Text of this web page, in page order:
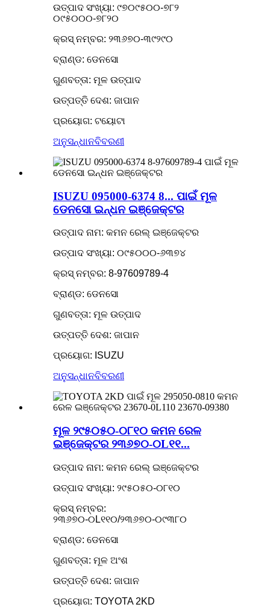
ଉତ୍ପାଦ ସଂଖ୍ୟା: ୯୭୦୯୫୦୦-୭୮୨
୦୯୫୦୦୦-୭୮୨୦
କ୍ରସ୍ ନମ୍ବର: ୨୩୬୭୦-୩୯୨୯୦
ବ୍ରାଣ୍ଡ: ଡେନସୋ
ଗୁଣବତ୍ତା: ମୂଳ ଉତ୍ପାଦ
ଉତ୍ପତ୍ତି ଦେଶ: ଜାପାନ
ପ୍ରୟୋଗ: ଟୟୋଟା
ଅନୁସନ୍ଧାନବିବରଣୀ
ISUZU 095000-6374 8... ପାଇଁ ମୂଳ
ଡେନସୋ ଇନ୍ଧନ ଇଞ୍ଜେକ୍ଟର
ଉତ୍ପାଦ ନାମ: କମନ ରେଲ୍ ଇଞ୍ଜେକ୍ଟର
ଉତ୍ପାଦ ସଂଖ୍ୟା: ୦୯୫୦୦୦-୬୩୭୪
କ୍ରସ୍ ନମ୍ବର: 8-97609789-4
ବ୍ରାଣ୍ଡ: ଡେନସୋ
ଗୁଣବତ୍ତା: ମୂଳ ଉତ୍ପାଦ
ଉତ୍ପତ୍ତି ଦେଶ: ଜାପାନ
ପ୍ରୟୋଗ: ISUZU
ଅନୁସନ୍ଧାନବିବରଣୀ
ମୂଳ ୨୯୫୦୫୦-୦୮୧୦ କମନ ରେଳ
ଇଞ୍ଜେକ୍ଟର ୨୩୬୭୦-୦L୧୧...
ଉତ୍ପାଦ ନାମ: କମନ ରେଲ୍ ଇଞ୍ଜେକ୍ଟର
ଉତ୍ପାଦ ସଂଖ୍ୟା: ୨୯୫୦୫୦-୦୮୧୦
କ୍ରସ୍ ନମ୍ବର:
୨୩୬୭୦-୦L୧୧୦/୨୩୬୭୦-୦୯୩୮୦
ବ୍ରାଣ୍ଡ: ଡେନସୋ
ଗୁଣବତ୍ତା: ମୂଳ ଅଂଶ
ଉତ୍ପତ୍ତି ଦେଶ: ଜାପାନ
ପ୍ରୟୋଗ: TOYOTA 2KD